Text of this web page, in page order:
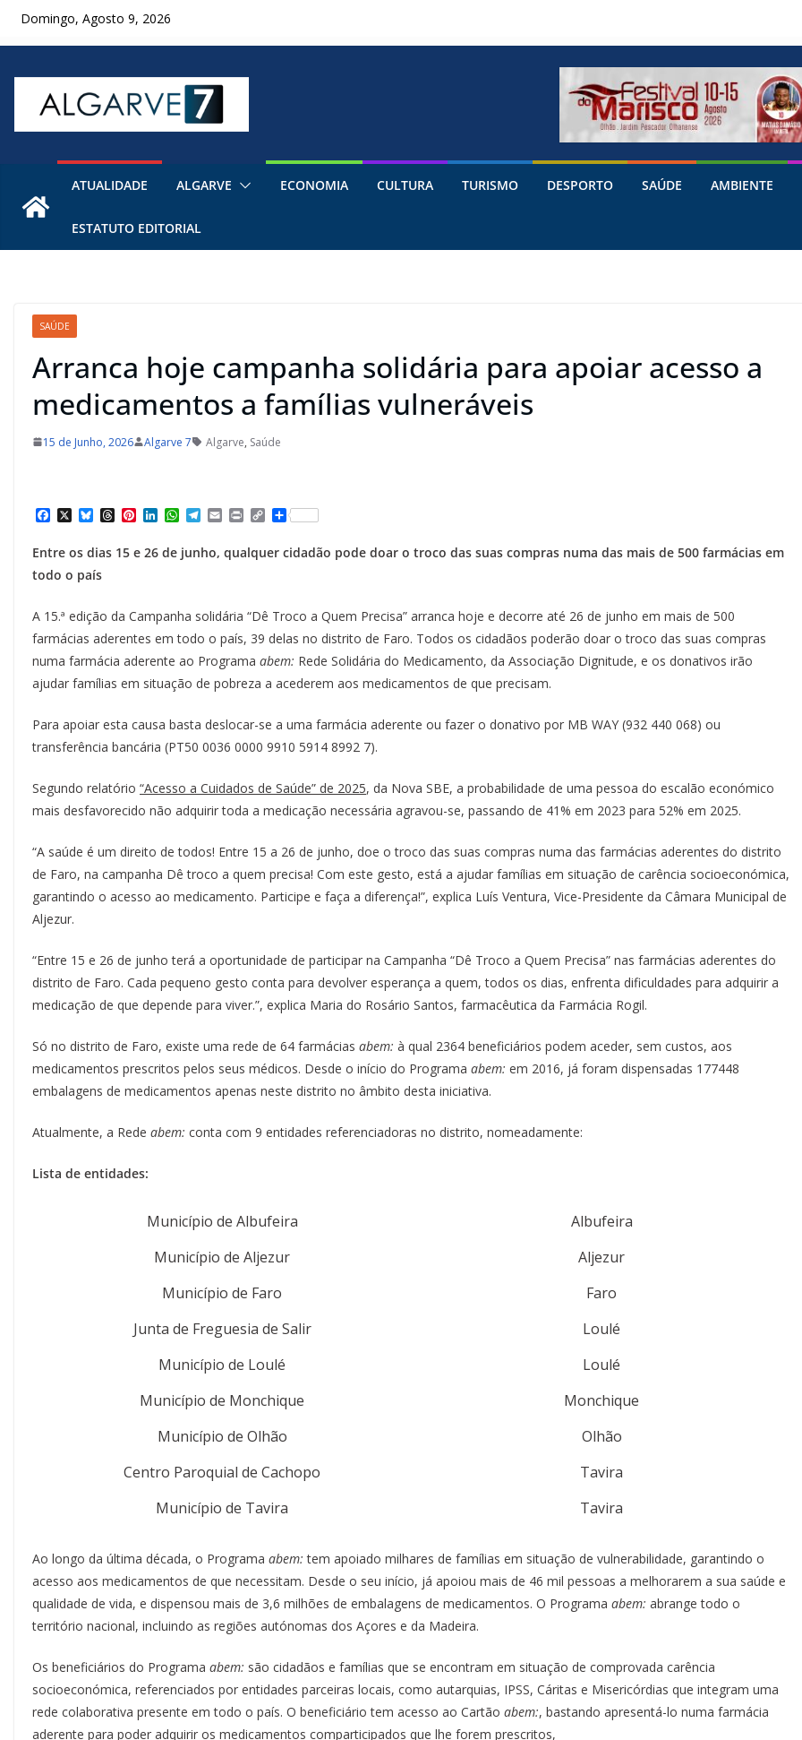
SkipDomingo, Agosto 9, 2026
ATUALIDADE ALGARVE ECONOMIA CULTURA TURISMO DESPORTO SAÚDE AMBIENTE
ESTATUTO EDITORIAL
SAÚDE
Arranca hoje campanha solidária para apoiar acesso a
medicamentos a famílias vulneráveis
15 de Junho, 2026 Algarve 7 Algarve, Saúde
a
e
b
o
k
X B
u
e
s
k
T
h
r
e
P
t
s
L
k
n
W
h
a
t
p
T
e
l
e
m
E
m
i
P
n
C
o
y
k
S
h
a
r
Entre os dias 15 e 26 de junho, qualquer cidadão pode doar o troco das suas compras numa das mais de 500 farmácias em
todo o país
A 15.ª edição da Campanha solidária “Dê Troco a Quem Precisa” arranca hoje e decorre até 26 de junho em mais de 500
farmácias aderentes em todo o país, 39 delas no distrito de Faro. Todos os cidadãos poderão doar o troco das suas compras
numa farmácia aderente ao Programa abem: Rede Solidária do Medicamento, da Associação Dignitude, e os donativos irão
ajudar famílias em situação de pobreza a acederem aos medicamentos de que precisam.
Para apoiar esta causa basta deslocar-se a uma farmácia aderente ou fazer o donativo por MB WAY (932 440 068) ou
transferência bancária (PT50 0036 0000 9910 5914 8992 7).
Segundo relatório “Acesso a Cuidados de Saúde” de 2025, da Nova SBE, a probabilidade de uma pessoa do escalão económico
mais desfavorecido não adquirir toda a medicação necessária agravou-se, passando de 41% em 2023 para 52% em 2025.
“A saúde é um direito de todos! Entre 15 a 26 de junho, doe o troco das suas compras numa das farmácias aderentes do distrito
de Faro, na campanha Dê troco a quem precisa! Com este gesto, está a ajudar famílias em situação de carência socioeconómica,
garantindo o acesso ao medicamento. Participe e faça a diferença!”, explica Luís Ventura, Vice-Presidente da Câmara Municipal de
Aljezur.
“Entre 15 e 26 de junho terá a oportunidade de participar na Campanha “Dê Troco a Quem Precisa” nas farmácias aderentes do
distrito de Faro. Cada pequeno gesto conta para devolver esperança a quem, todos os dias, enfrenta dificuldades para adquirir a
medicação de que depende para viver.”, explica Maria do Rosário Santos, farmacêutica da Farmácia Rogil.
Só no distrito de Faro, existe uma rede de 64 farmácias abem: à qual 2364 beneficiários podem aceder, sem custos, aos
medicamentos prescritos pelos seus médicos. Desde o início do Programa abem: em 2016, já foram dispensadas 177448
embalagens de medicamentos apenas neste distrito no âmbito desta iniciativa.
Atualmente, a Rede abem: conta com 9 entidades referenciadoras no distrito, nomeadamente:
Lista de entidades:
Município de Albufeira
Albufeira
Município de Aljezur
Aljezur
Município de Faro
Faro
Junta de Freguesia de Salir
Loulé
Município de Loulé
Loulé
Município de Monchique
Monchique
Município de Olhão
Olhão
Centro Paroquial de Cachopo
Tavira
Município de Tavira
Tavira
Ao longo da última década, o Programa abem: tem apoiado milhares de famílias em situação de vulnerabilidade, garantindo o
acesso aos medicamentos de que necessitam. Desde o seu início, já apoiou mais de 46 mil pessoas a melhorarem a sua saúde e
qualidade de vida, e dispensou mais de 3,6 milhões de embalagens de medicamentos. O Programa abem: abrange todo o
território nacional, incluindo as regiões autónomas dos Açores e da Madeira.
Os beneficiários do Programa abem: são cidadãos e famílias que se encontram em situação de comprovada carência
socioeconómica, referenciados por entidades parceiras locais, como autarquias, IPSS, Cáritas e Misericórdias que integram uma
rede colaborativa presente em todo o país. O beneficiário tem acesso ao Cartão abem:, bastando apresentá-lo numa farmácia
aderente para poder adquirir os medicamentos comparticipados que lhe forem prescritos,